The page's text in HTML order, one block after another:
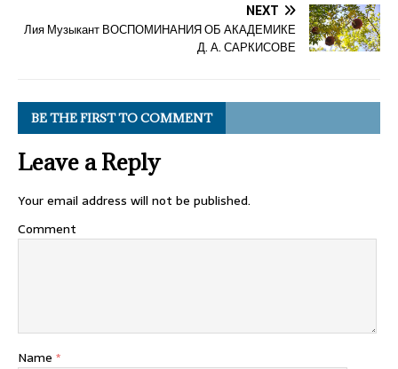
NEXT
Лия Музыкант ВОСПОМИНАНИЯ ОБ АКАДЕМИКЕ
Д. А. САРКИСОВЕ
BE THE FIRST TO COMMENT
Leave a Reply
Your email address will not be published.
Comment
Name *